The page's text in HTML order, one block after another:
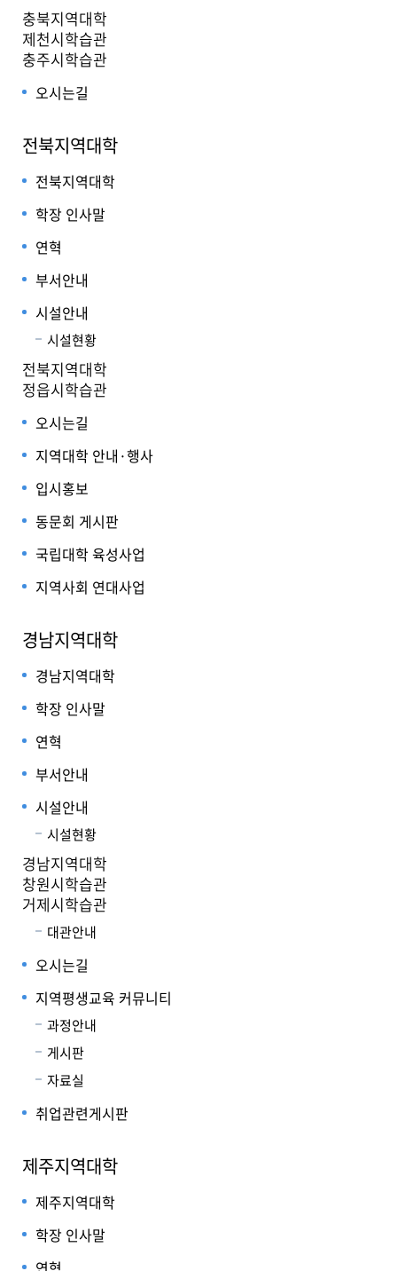
충북지역대학
제천시학습관
충주시학습관
오시는길
전북지역대학
전북지역대학
학장 인사말
연혁
부서안내
시설안내
시설현황
전북지역대학
정읍시학습관
오시는길
지역대학 안내·행사
입시홍보
동문회 게시판
국립대학 육성사업
지역사회 연대사업
경남지역대학
경남지역대학
학장 인사말
연혁
부서안내
시설안내
시설현황
경남지역대학
창원시학습관
거제시학습관
대관안내
오시는길
지역평생교육 커뮤니티
과정안내
게시판
자료실
취업관련게시판
제주지역대학
제주지역대학
학장 인사말